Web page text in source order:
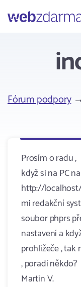
Webzdarma
Fórum podpory→
Prosím o radu ,
když si na PC
http://
mi redakční
soubor phprs
nastavení a
prohližeče , tak
, poradí někdo?
Martin V.